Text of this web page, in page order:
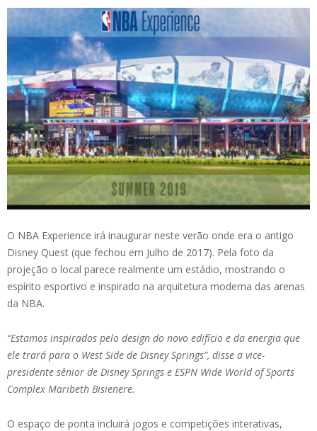
O NBA Experience irá inaugurar neste verão onde era o antigo
Disney Quest (que fechou em Julho de 2017). Pela foto da
projeção o local parece realmente um estádio, mostrando o
espírito esportivo e inspirado na arquitetura moderna das arenas
da NBA.
“Estamos inspirados pelo design do novo edifício e da energia que
ele trará para o West Side de Disney Springs”, disse a vice-
presidente sênior de Disney Springs e ESPN Wide World of Sports
Complex Maribeth Bisienere.
O espaço de ponta incluirá jogos e competições interativas,